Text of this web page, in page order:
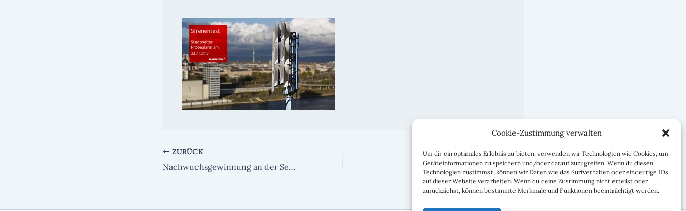
Cookie-Zustimmung verwalten
Um dir ein optimales Erlebnis zu bieten, verwenden wir Technologien wie Cookies, um
Geräteinformationen zu speichern und/oder darauf zuzugreifen. Wenn du diesen
Technologien zustimmst, können wir Daten wie das Surfverhalten oder eindeutige IDs
auf dieser Website verarbeiten. Wenn du deine Zustimmung nicht erteilst oder
zurückziehst, können bestimmte Merkmale und Funktionen beeinträchtigt werden.
ZURÜCK
Nachwuchsgewinnung an der Seckenheim Schule
WEITER
Übung am 17.11.2017